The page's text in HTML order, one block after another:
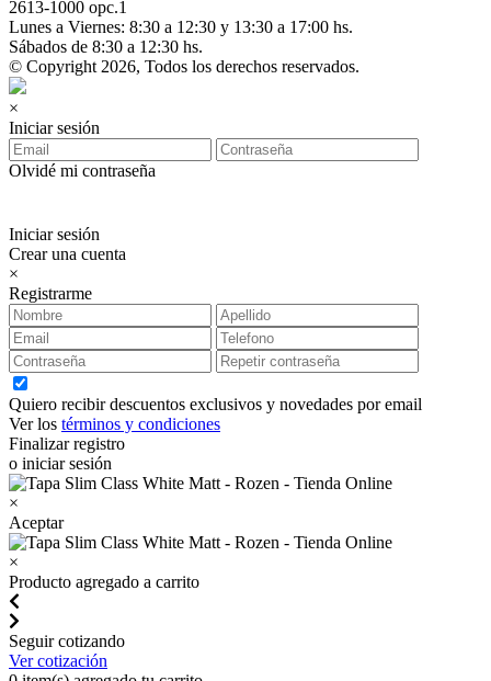
2613-1000 opc.1
Lunes a Viernes: 8:30 a 12:30 y 13:30 a 17:00 hs.
Sábados de 8:30 a 12:30 hs.
© Copyright 2026, Todos los derechos reservados.
×
Iniciar sesión
Olvidé mi contraseña
Iniciar sesión
Crear una cuenta
×
Registrarme
Quiero recibir descuentos exclusivos y novedades por email
Ver los términos y condiciones
Finalizar registro
o iniciar sesión
×
Aceptar
×
Producto agregado a carrito
Seguir cotizando
Ver cotización